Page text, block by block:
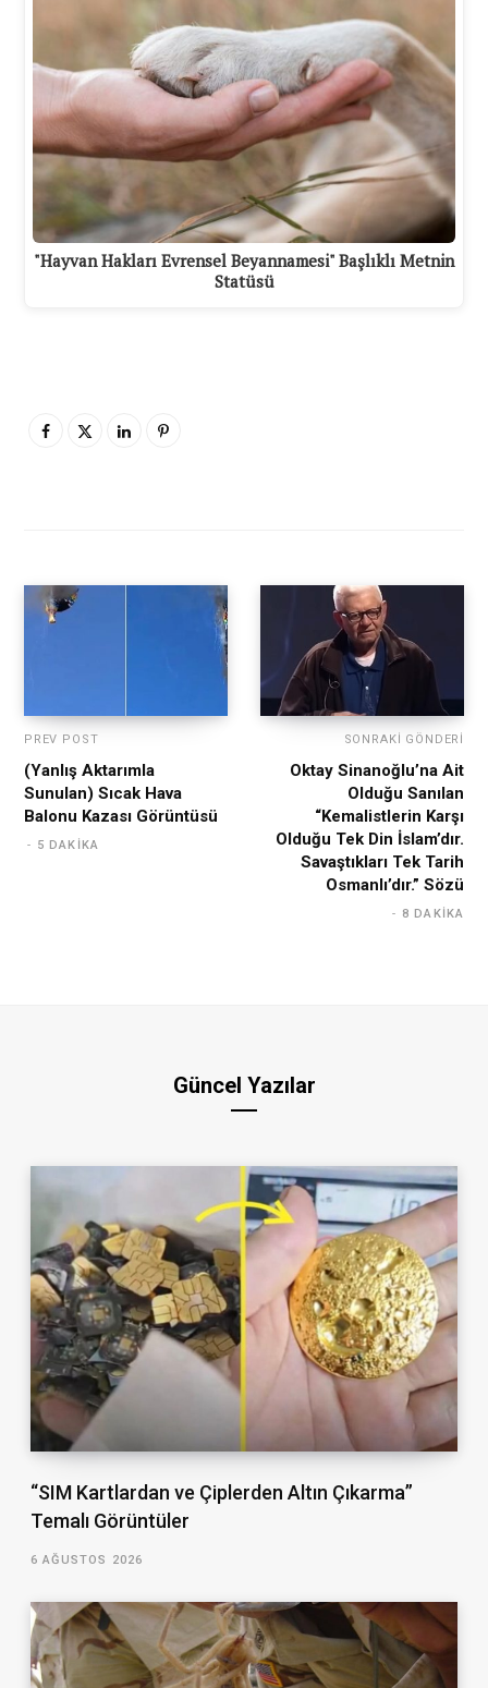
"Hayvan Hakları Evrensel Beyannamesi" Başlıklı Metnin
Statüsü
PREV POST
(Yanlış Aktarımla
Sunulan) Sıcak Hava
Balonu Kazası Görüntüsü
5 DAKIKA
SONRAKI GÖNDERI
Oktay Sinanoğlu’na Ait
Olduğu Sanılan
“Kemalistlerin Karşı
Olduğu Tek Din İslam’dır.
Savaştıkları Tek Tarih
Osmanlı’dır.” Sözü
8 DAKIKA
Güncel Yazılar
“SIM Kartlardan ve Çiplerden Altın Çıkarma”
Temalı Görüntüler
6 AĞUSTOS 2026